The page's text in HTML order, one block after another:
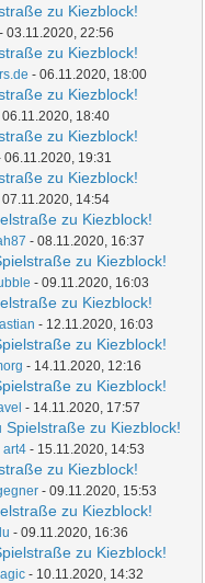
zu Kiezblock!
- 03.11.2020, 22:56
zu Kiezblock!
- 06.11.2020, 18:00
zu Kiezblock!
06.11.2020, 18:40
zu Kiezblock!
06.11.2020, 19:31
zu Kiezblock!
07.11.2020, 14:54
zu Kiezblock!
- 08.11.2020, 16:37
zu Kiezblock!
- 09.11.2020, 16:03
zu Kiezblock!
- 12.11.2020, 16:03
zu Kiezblock!
- 14.11.2020, 12:16
zu Kiezblock!
- 14.11.2020, 17:57
Spielstraße zu Kiezblock!
art4 - 15.11.2020, 14:53
zu Kiezblock!
- 09.11.2020, 15:53
zu Kiezblock!
- 09.11.2020, 16:36
zu Kiezblock!
- 10.11.2020, 14:32